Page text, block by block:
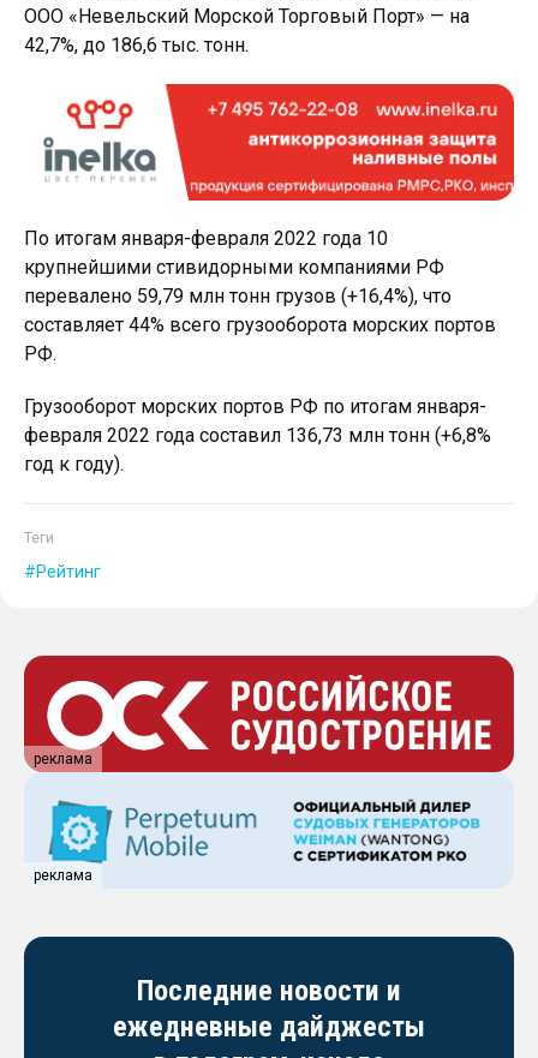
ООО «Невельский Морской Торговый Порт» — на
42,7%, до 186,6 тыс. тонн.
По итогам января-февраля 2022 года 10
крупнейшими стивидорными компаниями РФ
перевалено 59,79 млн тонн грузов (+16,4%), что
составляет 44% всего грузооборота морских портов
РФ.
Грузооборот морских портов РФ по итогам января-
февраля 2022 года составил 136,73 млн тонн (+6,8%
год к году).
Теги
Рейтинг
реклама
реклама
Последние новости и
ежедневные дайджесты